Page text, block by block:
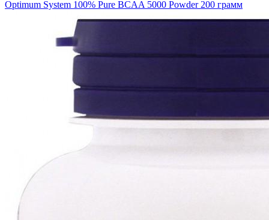
Optimum System 100% Pure BCAA 5000 Powder 200 грамм